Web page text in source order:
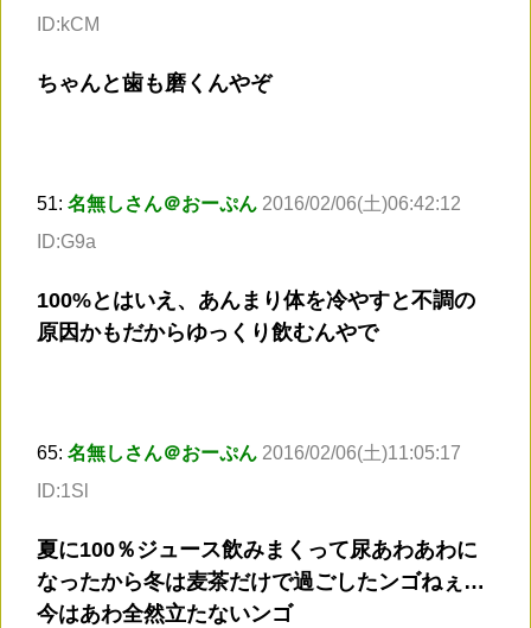
ID:kCM
ちゃんと歯も磨くんやぞ
51: 名無しさん＠おーぷん 2016/02/06(土)06:42:12
ID:G9a
100%とはいえ、あんまり体を冷やすと不調の
原因かもだからゆっくり飲むんやで
65: 名無しさん＠おーぷん 2016/02/06(土)11:05:17
ID:1Sl
夏に100％ジュース飲みまくって尿あわあわに
なったから冬は麦茶だけで過ごしたンゴねぇ…
今はあわ全然立たないンゴ